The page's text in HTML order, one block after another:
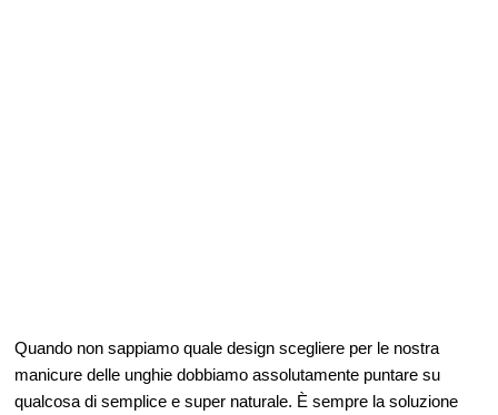
Quando non sappiamo quale design scegliere per le nostra
manicure delle unghie dobbiamo assolutamente puntare su
qualcosa di semplice e super naturale. È sempre la soluzione